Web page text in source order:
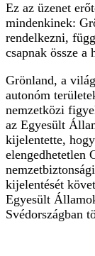
Ez az üzenet
mindenkinek:
rendelkezni,
csapnak össze a
Grönland, a
autonóm
nemzetközi
az Egyesült
kijelentette,
elengedhetetlen
kijelentését
Egyesült
Svédországban